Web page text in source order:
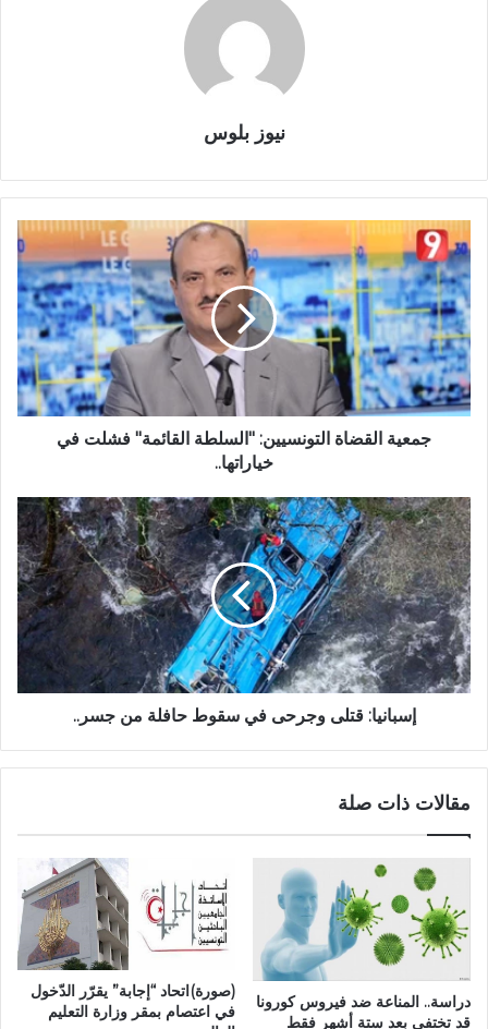
نيوز بلوس
جمعية القضاة التونسيين: "السلطة القائمة" فشلت في
خياراتها..
إسبانيا: قتلى وجرحى في سقوط حافلة من جسر..
مقالات ذات صلة
دراسة.. المناعة ضد فيروس كورونا
قد تختفي بعد ستة أشهر فقط
(صورة)اتحاد “إجابة” يقرّر الدّخول
في اعتصام بمقر وزارة التعليم